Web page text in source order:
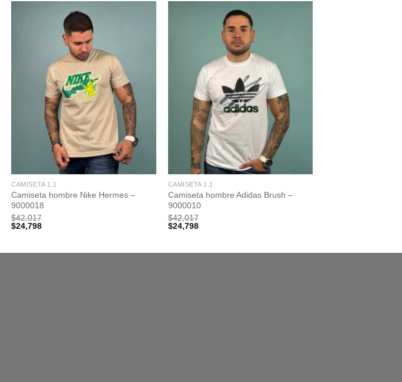
CAMISETA 1.1
Camiseta hombre Nike Hermes –
9000018
$42,017
$24,798
CAMISETA 1.1
Camiseta hombre Adidas Brush –
9000010
$42,017
$24,798